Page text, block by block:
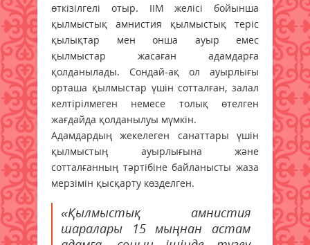
өткізілгелі отыр. ІІМ желісі бойынша
қылмыстық амнистия қылмыстық теріс
қылықтар мен онша ауыр емес
қылмыстар жасаған адамдарға
қолданылады. Сондай-ақ ол ауырлығы
орташа қылмыстар үшін сотталған, залал
келтірілмеген немесе толық өтелген
жағдайда қолданылуы мүмкін.
Адамдардың жекелеген санаттары үшін
қылмыстың ауырлығына және
сотталғанның тәртібіне байланысты жаза
мерзімін қысқарту көзделген.
«Қылмыстық амнистия
шаралары 15 мыңнан астам